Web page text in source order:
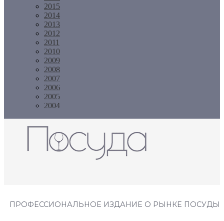
2015
2014
2013
2012
2011
2010
2009
2008
2007
2006
2005
2004
ПРОФЕССИОНАЛЬНОЕ ИЗДАНИЕ О РЫНКЕ ПОСУДЫ